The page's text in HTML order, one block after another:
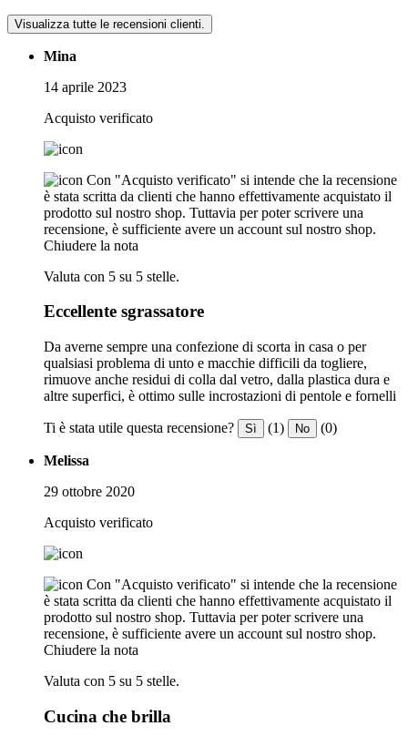
Visualizza tutte le recensioni clienti.
Mina
14 aprile 2023
Acquisto verificato
Con "Acquisto verificato" si intende che la recensione
è stata scritta da clienti che hanno effettivamente acquistato il
prodotto sul nostro shop. Tuttavia per poter scrivere una
recensione, è sufficiente avere un account sul nostro shop.
Chiudere la nota
Valuta con 5 su 5 stelle.
Eccellente sgrassatore
Da averne sempre una confezione di scorta in casa o per
qualsiasi problema di unto e macchie difficili da togliere,
rimuove anche residui di colla dal vetro, dalla plastica dura e
altre superfici, è ottimo sulle incrostazioni di pentole e fornelli
Ti è stata utile questa recensione? Sì (1) No (0)
Melissa
29 ottobre 2020
Acquisto verificato
Con "Acquisto verificato" si intende che la recensione
è stata scritta da clienti che hanno effettivamente acquistato il
prodotto sul nostro shop. Tuttavia per poter scrivere una
recensione, è sufficiente avere un account sul nostro shop.
Chiudere la nota
Valuta con 5 su 5 stelle.
Cucina che brilla